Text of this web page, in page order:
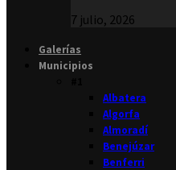
7 julio, 2026
Galerías
Municipios
Albatera
Algorfa
Almoradí
Benejúzar
Benferri